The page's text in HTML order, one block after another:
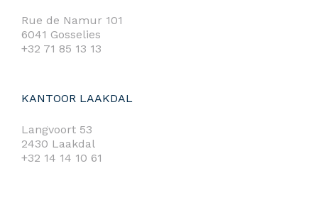
Rue de Namur 101
6041 Gosselies
+32 71 85 13 13
KANTOOR LAAKDAL
Langvoort 53
2430 Laakdal
+32 14 14 10 61